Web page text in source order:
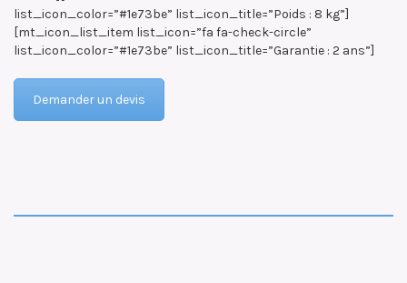
list_icon_color=”#1e73be” list_icon_title=”Poids : 8 kg”]
[mt_icon_list_item list_icon=”fa fa-check-circle”
list_icon_color=”#1e73be” list_icon_title=”Garantie : 2 ans”]
Demander un devis